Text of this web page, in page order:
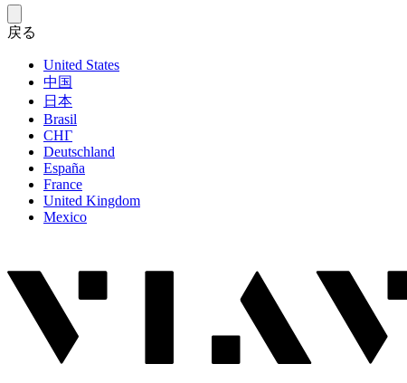
戻る
United States
中国
日本
Brasil
СНГ
Deutschland
España
France
United Kingdom
Mexico